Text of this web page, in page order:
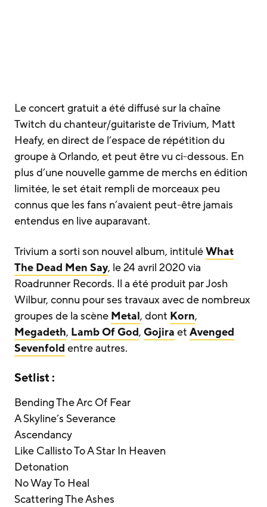
Le concert gratuit a été diffusé sur la chaîne
Twitch du chanteur/guitariste de Trivium, Matt
Heafy, en direct de l’espace de répétition du
groupe à Orlando, et peut être vu ci-dessous. En
plus d’une nouvelle gamme de merchs en édition
limitée, le set était rempli de morceaux peu
connus que les fans n’avaient peut-être jamais
entendus en live auparavant.
Trivium a sorti son nouvel album, intituléWhat
The Dead Men Say, le 24 avril 2020 via
Roadrunner Records. Il a été produit par Josh
Wilbur, connu pour ses travaux avec de nombreux
groupes de la scène Metal, dont Korn,
Megadeth, Lamb Of God, Gojira et Avenged
Sevenfold entre autres.
Setlist :
Bending The Arc Of Fear
A Skyline’s Severance
Ascendancy
Like Callisto To A Star In Heaven
Detonation
No Way To Heal
Scattering The Ashes